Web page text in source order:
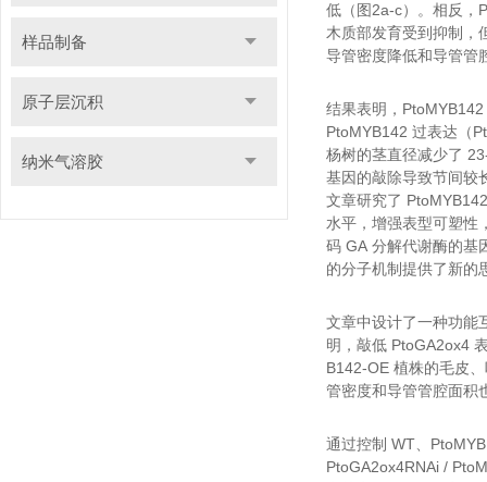
样品制备
原子层沉积
纳米气溶胶
低（图2a-c）。相反，
木质部发育受到抑制，
导管密度降低和导管管
结果表明，
PtoMYB142 过表达（
杨树的茎直径减少了
基因的敲除导致节间较
文章研究了
水平，增强表型可塑性
码 GA 分解代谢酶的基
的分子机制提供了新的
文章中设计了一种功能
明，敲低 PtoGA2ox4
B142-OE 植株的毛皮
管密度和导管管腔面积
通过控制 WT、
PtoGA2ox4RNAi /